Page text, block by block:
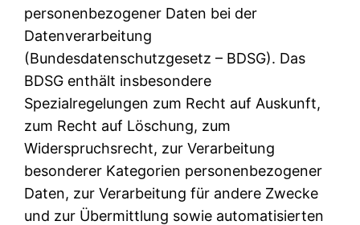
personenbezogener Daten bei der
Datenverarbeitung
(Bundesdatenschutzgesetz – BDSG). Das
BDSG enthält insbesondere
Spezialregelungen zum Recht auf Auskunft,
zum Recht auf Löschung, zum
Widerspruchsrecht, zur Verarbeitung
besonderer Kategorien personenbezogener
Daten, zur Verarbeitung für andere Zwecke
und zur Übermittlung sowie automatisierten